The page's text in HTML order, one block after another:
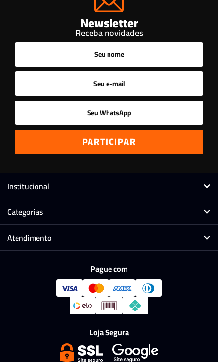
Newsletter
Receba novidades
Institucional
Categorias
Atendimento
Pague com
Loja Segura